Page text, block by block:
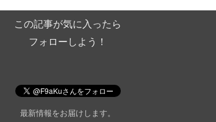
この記事が気に入ったら
フォローしよう！
最新情報をお届けします。